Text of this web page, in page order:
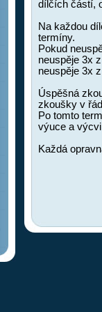
dílčích částí,
Na každou
termíny.
Pokud
neuspěje 3x
neuspěje 3x
Úspěšná
zkoušky v
Po tomto
výuce a
Každá